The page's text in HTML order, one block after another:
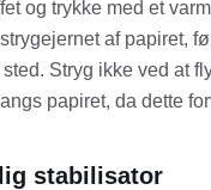
og trykke med et
af papiret,
Stryg ikke ved at
papiret, da dette
stabilisator